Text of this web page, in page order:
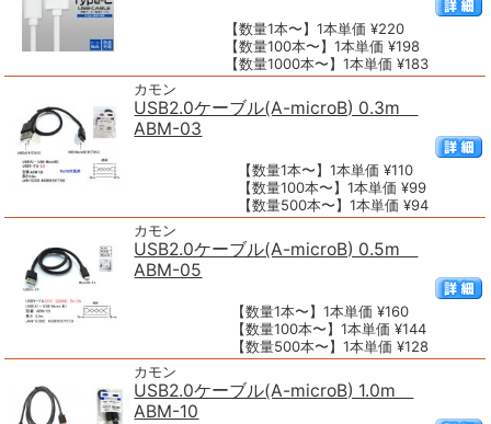
【数量1本〜】1本単価 ¥220
【数量100本〜】1本単価 ¥198
【数量1000本〜】1本単価 ¥183
カモン
USB2.0ケーブル(A-microB) 0.3m
ABM-03
【数量1本〜】1本単価 ¥110
【数量100本〜】1本単価 ¥99
【数量500本〜】1本単価 ¥94
カモン
USB2.0ケーブル(A-microB) 0.5m
ABM-05
【数量1本〜】1本単価 ¥160
【数量100本〜】1本単価 ¥144
【数量500本〜】1本単価 ¥128
カモン
USB2.0ケーブル(A-microB) 1.0m
ABM-10